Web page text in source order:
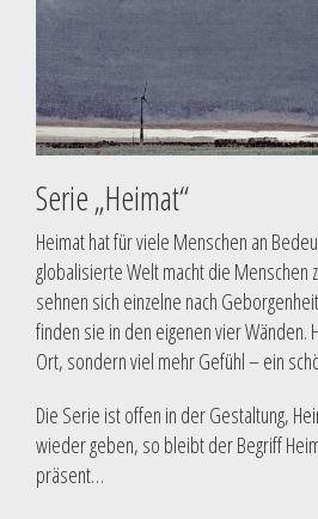
Serie „Heimat“
Heimat hat für viele Menschen an
globalisierte Welt macht die Menschen
sehnen sich einzelne nach
finden sie in den eigenen vier Wänden.
Ort, sondern viel mehr Gefühl – ein
Die Serie ist offen in der Gestaltung,
wieder geben, so bleibt der Begriff
präsent…